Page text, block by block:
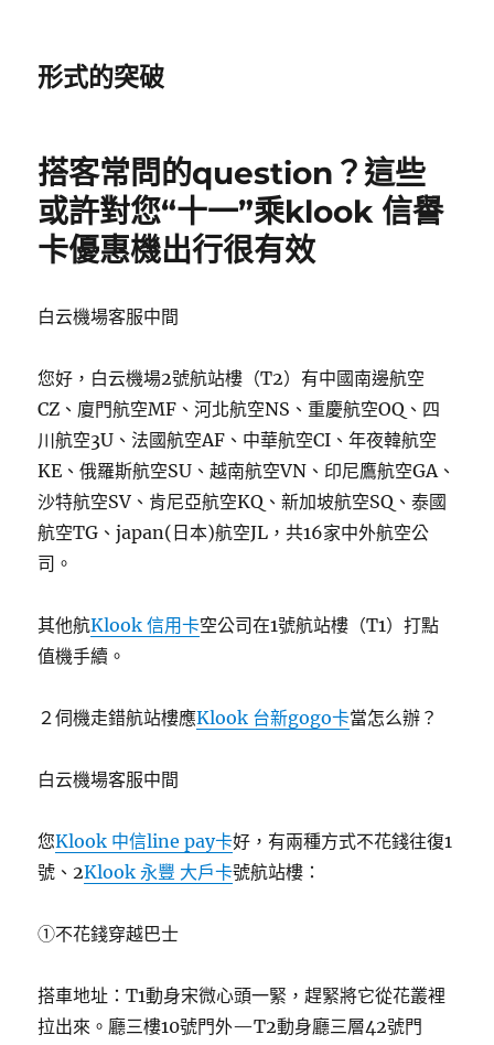
形式的突破
搭客常問的question？這些
或許對您“十一”乘klook 信譽
卡優惠機出行很有效
白云機場客服中間
您好，白云機場2號航站樓（T2）有中國南邊航空
CZ、廈門航空MF、河北航空NS、重慶航空OQ、四
川航空3U、法國航空AF、中華航空CI、年夜韓航空
KE、俄羅斯航空SU、越南航空VN、印尼鷹航空GA、
沙特航空SV、肯尼亞航空KQ、新加坡航空SQ、泰國
航空TG、japan(日本)航空JL，共16家中外航空公
司。
其他航Klook 信用卡空公司在1號航站樓（T1）打點
值機手續。
２伺機走錯航站樓應Klook 台新gogo卡當怎么辦？
白云機場客服中間
您Klook 中信line pay卡好，有兩種方式不花錢往復1
號、2Klook 永豐 大戶卡號航站樓：
①不花錢穿越巴士
搭車地址：T1動身宋微心頭一緊，趕緊將它從花叢裡
拉出來。廳三樓10號門外—T2動身廳三層42號門